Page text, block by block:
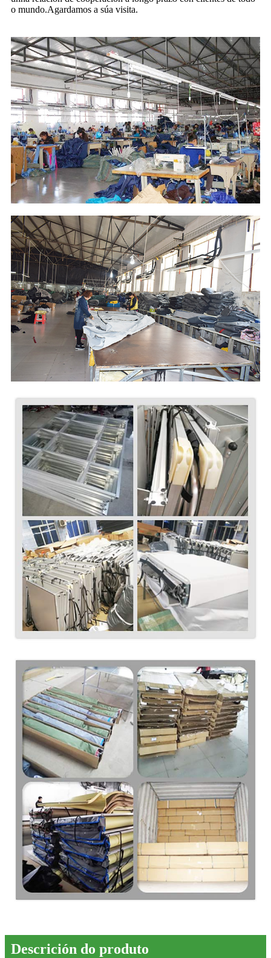
o mundo.Agardamos a súa visita.
Descrición do produto